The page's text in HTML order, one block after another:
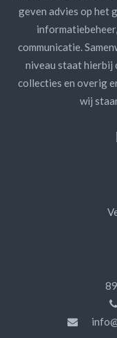
geven advies op het
communicatie.
niveau staat hierbij
collecties en overig
wij